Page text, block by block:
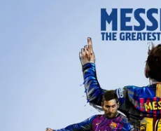
plusicon
label.aria.plus
バルサアカデミー
plusicon
label.aria.plus
10年毎
LABEL.ARIA.PLUS
トップチーム
女子サッカー
plusicon
label.aria.plus
スケジュール
バルサAtlètic
plusicon
label.aria.plus